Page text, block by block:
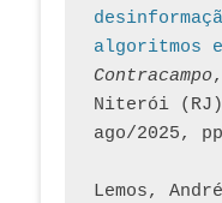
algoritmos
Contracampo
Niterói
ago/2025,
Lemos,